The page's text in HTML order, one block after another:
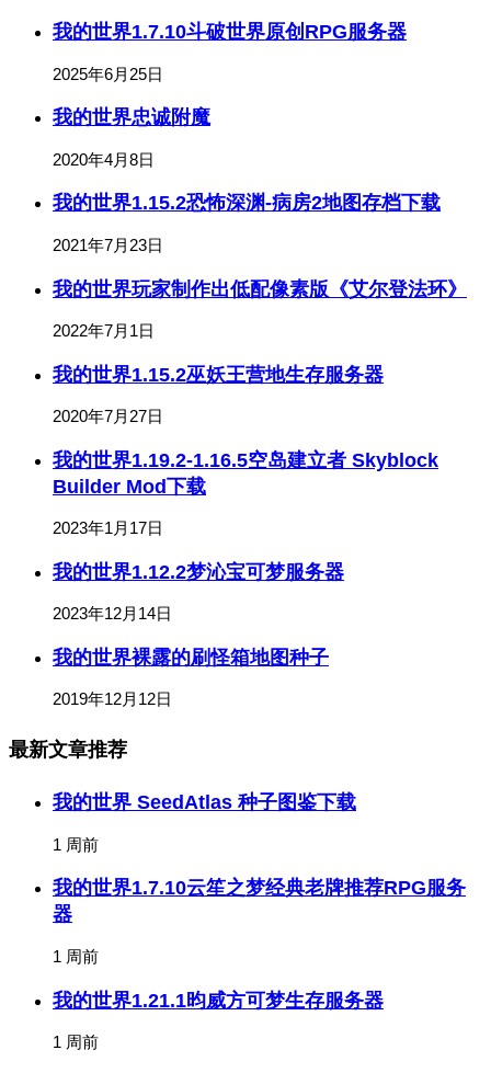
我的世界1.7.10斗破世界原创RPG服务器
2025年6月25日
我的世界忠诚附魔
2020年4月8日
我的世界1.15.2恐怖深渊-病房2地图存档下载
2021年7月23日
我的世界玩家制作出低配像素版《艾尔登法环》
2022年7月1日
我的世界1.15.2巫妖王营地生存服务器
2020年7月27日
我的世界1.19.2-1.16.5空岛建立者 Skyblock
Builder Mod下载
2023年1月17日
我的世界1.12.2梦沁宝可梦服务器
2023年12月14日
我的世界裸露的刷怪箱地图种子
2019年12月12日
最新文章推荐
我的世界 SeedAtlas 种子图鉴下载
1 周前
我的世界1.7.10云笙之梦经典老牌推荐RPG服务
器
1 周前
我的世界1.21.1昀威方可梦生存服务器
1 周前